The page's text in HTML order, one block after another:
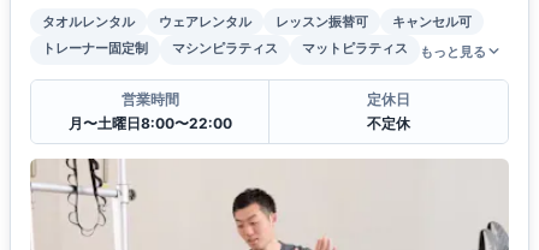
タオルレンタル ウェアレンタル レッスン振替可
キャンセル可
トレーナー固定制
マシンピラティス マットピラティス もっと見る
営業時間
月〜土曜日8:00〜22:00
定休日
不定休